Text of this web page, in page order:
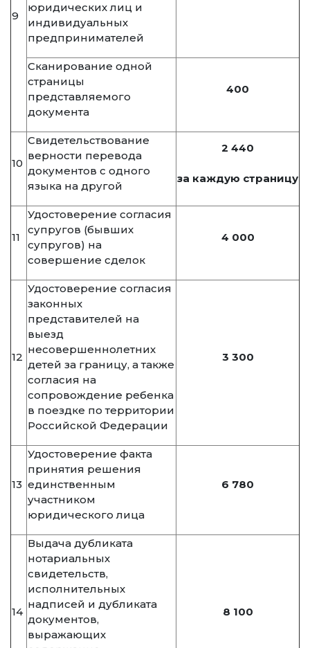
9
юридических лиц и
индивидуальных
предпринимателей
Сканирование одной
страницы
представляемого
документа
400
10
Свидетельствование
верности перевода
документов с одного
языка на другой
2 440
за каждую страницу
11
Удостоверение согласия
супругов (бывших
супругов) на
совершение сделок
4 000
12
Удостоверение согласия
законных
представителей на
выезд
несовершеннолетних
детей за границу, а также
согласия на
сопровождение ребенка
в поездке по территории
Российской Федерации
3 300
13
Удостоверение факта
принятия решения
единственным
участником
юридического лица
6 780
14
Выдача дубликата
нотариальных
свидетельств,
исполнительных
надписей и дубликата
документов,
выражающих
8 100